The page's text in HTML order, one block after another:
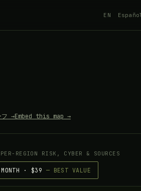
EN
フ →Embed this map →
REGION RISK, CYBER & SOURCES
· $39 — BEST VALUE